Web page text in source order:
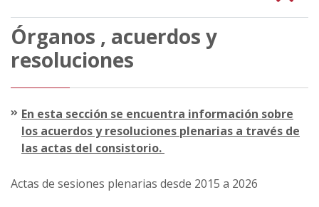
Órganos , acuerdos y
resoluciones
En esta sección se encuentra información sobre
los acuerdos y resoluciones plenarias a través de
las actas del consistorio.
Actas de sesiones plenarias desde 2015 a 2026